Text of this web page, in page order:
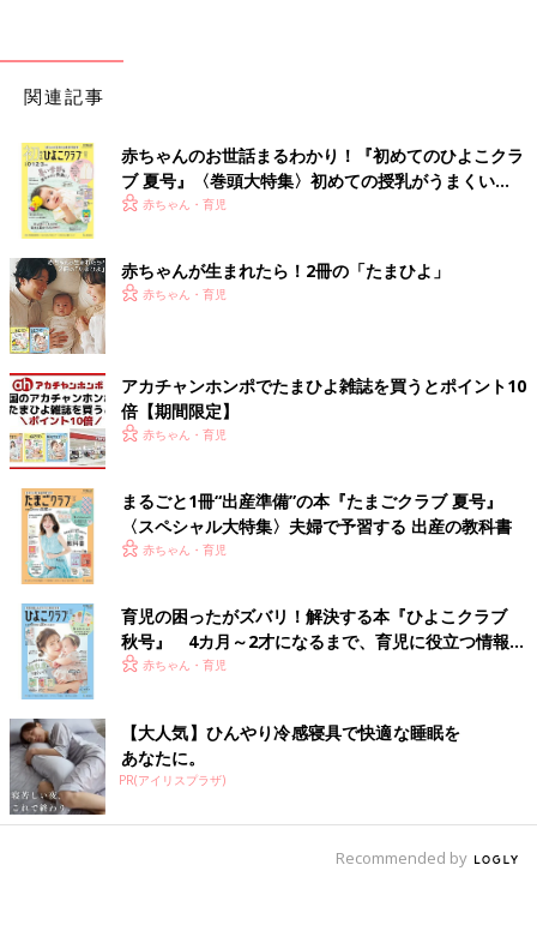
関連記事
赤ちゃんのお世話まるわかり！『初めてのひよこクラ
ブ 夏号』〈巻頭大特集〉初めての授乳がうまくい
く！ おっぱい・ミルクの基本と夏のトラブル 解決テ
赤ちゃん・育児
赤ちゃんが生まれたら！2冊の「たまひよ」
赤ちゃん・育児
アカチャンホンポでたまひよ雑誌を買うとポイント10
倍【期間限定】
赤ちゃん・育児
まるごと1冊“出産準備”の本『たまごクラブ 夏号』
〈スペシャル大特集〉夫婦で予習する 出産の教科書
赤ちゃん・育児
育児の困ったがズバリ！解決する本『ひよこクラブ
秋号』 4カ月～2才になるまで、育児に役立つ情報が
いっぱい！
赤ちゃん・育児
【大人気】ひんやり冷感寝具で快適な睡眠を
あなたに。
PR(アイリスプラザ)
Recommended by